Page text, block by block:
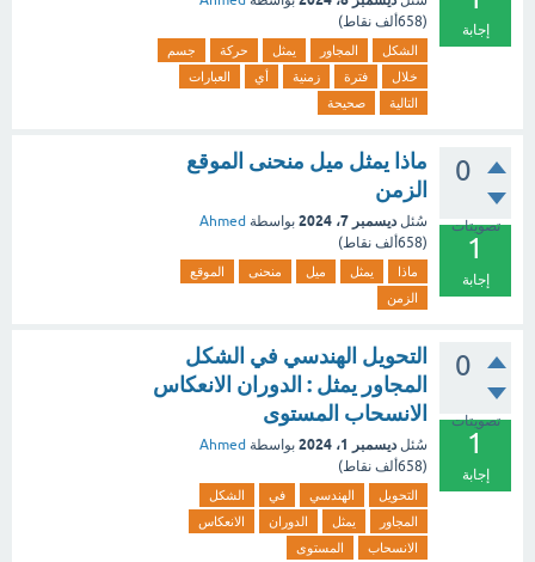
إجابة
(658ألف نقاط)
الشكل المجاور يمثل حركة
جسم
خلال
فترة زمنية أي
العبارات
التالية
صحيحة
0
تصويتات
1
إجابة
ماذا يمثل ميل منحنى الموقع
الزمن
سُئل ديسمبر 7، 2024 بواسطة Ahmed
(658ألف نقاط)
ماذا يمثل ميل منحنى
الموقع
الزمن
0
تصويتات
1
إجابة
التحويل الهندسي في الشكل
المجاور يمثل : الدوران الانعكاس
الانسحاب المستوى
سُئل ديسمبر 1، 2024 بواسطة Ahmed
(658ألف نقاط)
التحويل الهندسي في
الشكل
المجاور
يمثل الدوران
الانعكاس
الانسحاب
المستوى